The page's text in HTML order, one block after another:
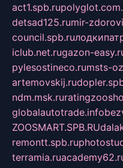
act1.spb.ru
detsad125.rumir-
council.spb.ru
iclub.net.rugazon-
pylesostineco.rumsts-
artemovskij.ru
ndm.msk.ru
globalautotrade.info
ZOOSMART.SPB.RU
remontt.spb.ru
terramia.ru